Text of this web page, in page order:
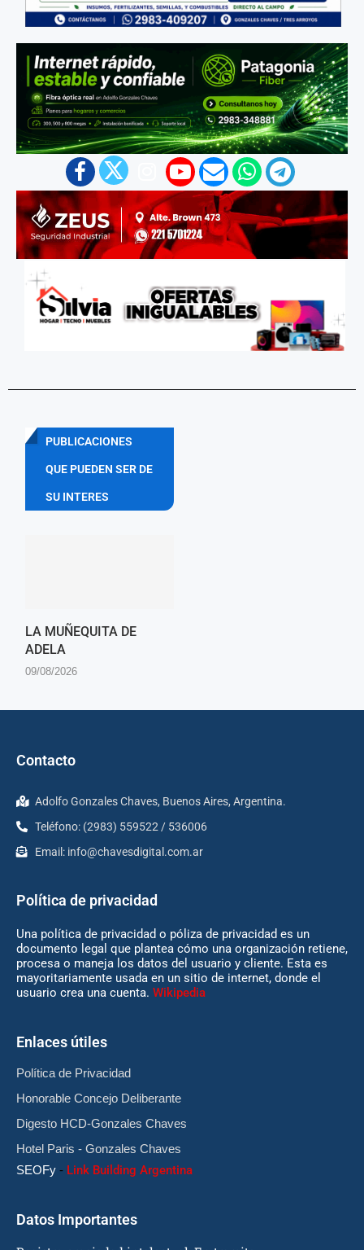
PUBLICACIONES
QUE PUEDEN SER DE
SU INTERES
LA MUÑEQUITA DE
ADELA
09/08/2026
Contacto
Adolfo Gonzales Chaves, Buenos Aires, Argentina.
Teléfono: (2983) 559522 / 536006
Email: info@chavesdigital.com.ar
Política de privacidad
Una política de privacidad o póliza de privacidad es un
documento legal que plantea cómo una organización retiene,
procesa o maneja los datos del usuario y cliente. Esta es
mayoritariamente usada en un sitio de internet, donde el
usuario crea una cuenta. Wikipedia
Enlaces útiles
Política de Privacidad
Honorable Concejo Deliberante
Digesto HCD-Gonzales Chaves
Hotel Paris - Gonzales Chaves
SEOFy - Link Building Argentina
Datos Importantes